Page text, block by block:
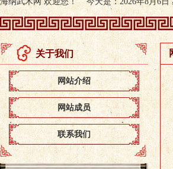
关于我们
网站介绍
网站成员
联系我们